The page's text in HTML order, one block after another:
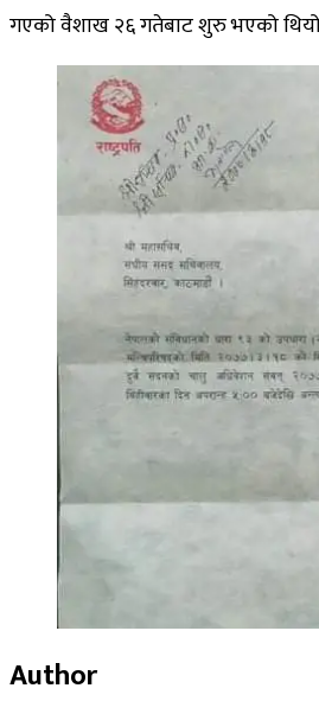
गएको वैशाख २६ गतेबाट शुरु भएको
Author